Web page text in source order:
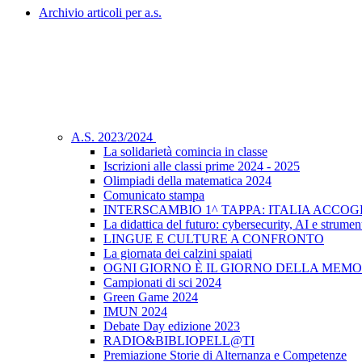
Archivio articoli per a.s.
A.S. 2023/2024
La solidarietà comincia in classe
Iscrizioni alle classi prime 2024 - 2025
Olimpiadi della matematica 2024
Comunicato stampa
INTERSCAMBIO 1^ TAPPA: ITALIA
La didattica del futuro: cybersecurity, AI e
LINGUE E CULTURE A CONFRONTO
La giornata dei calzini spaiati
OGNI GIORNO È IL GIORNO DELLA
Campionati di sci 2024
Green Game 2024
IMUN 2024
Debate Day edizione 2023
RADIO&BIBLIOPELL@TI
Premiazione Storie di Alternanza e Competenze